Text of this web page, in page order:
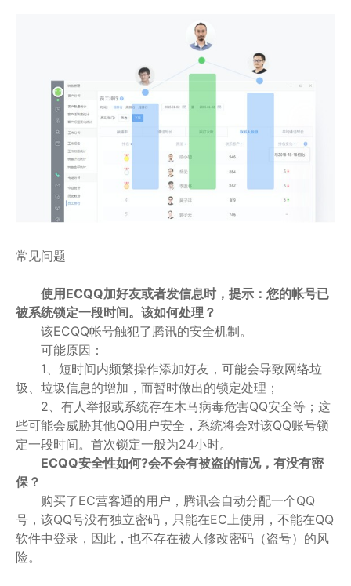
常见问题
使用ECQQ加好友或者发信息时，提示：您的帐号已
被系统锁定一段时间。该如何处理？
该ECQQ帐号触犯了腾讯的安全机制。
可能原因：
1、短时间内频繁操作添加好友，可能会导致网络垃
圾、垃圾信息的增加，而暂时做出的锁定处理；
2、有人举报或系统存在木马病毒危害QQ安全等；这
些可能会威胁其他QQ用户安全，系统将会对该QQ账号锁
定一段时间。首次锁定一般为24小时。
ECQQ安全性如何?会不会有被盗的情况，有没有密
保？
购买了EC营客通的用户，腾讯会自动分配一个QQ
号，该QQ号没有独立密码，只能在EC上使用，不能在QQ
软件中登录，因此，也不存在被人修改密码（盗号）的风
险。